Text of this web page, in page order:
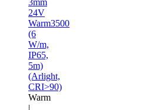
24V
Warm3500
(6
W/m,
IP65,
5m)
(Arlight,
CRI>90)
Warm
|